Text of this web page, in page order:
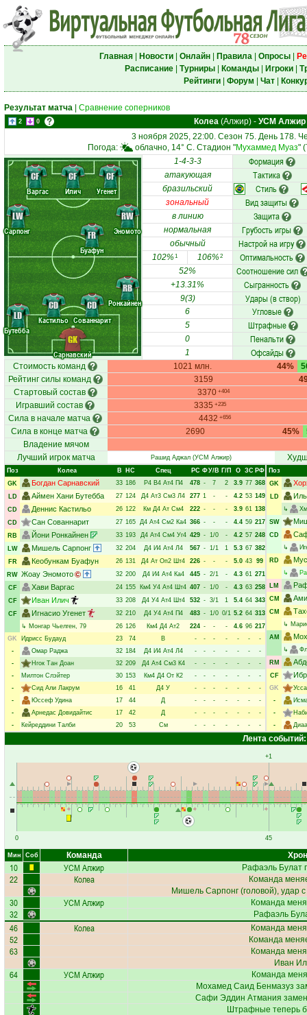
Главная| Новости| Онлайн| Правила| Опросы|
Расписание| Турниры| Команды| Игроки|
Рейтинги| Форум Чат|
Результат матча Сравнение соперников
2 0 Колеа(Алжир)- УСМ Алжир
3 ноября 2025, 22:00. Сезон 75. День 178.
Погода:
облачно, 14° C. Стадион "Мухаммед Муаз"
Сарнавский
Бутебба
Кастильо Сованнарит
Ронкайнен
Сарпонг
Буафун
Эномото
Варгас Илич Угенет
GK
LD
CD CD
RB
LW
FR
RW
CF CF CF
1-4-3-3 Формация
атакующая Тактика
бразильский Стиль
зональный Вид защиты
в линию Защита
нормальная Грубость игры
обычный Настрой на игру
102%1 106%2 Оптимальность
52% Соотношение сил
+13.31% Сыгранность
9(3) Удары (в створ)
6 Угловые
5 Штрафные
0 Пенальти
1 Офсайды
Стоимость команд 1021 млн. 44%
Рейтинг силы команд
3159
Стартовый состав
3370 +404
Игравший состав 3335 +235
Сила в начале матча 4432 +656
Сила в конце матча 2690 45%
Владение мячом
Лучший игрок матча
Рашид Аджал (УСМ Алжир)
Поз Колеа В НC Спец РC ФУ/В Г/П О ЗС РФ
GK
Богдан Сарнавский 33 186 Р4 В4 Ат4 П4 478 - 7 2 3.9 77 368
LD
Аймен Хани Бутебба 27 124 Д4 Ат3 См3 Л4 277 1 - - 4.2 53 149
CD
Деннис Кастильо 26 122 Км Д4 Ат См4 222 - - - 3.9 61 138
CD
Сан Сованнарит 27 165 Д4 Ат4 См2 Ка4 366 - - - 4.4 59 217
RB
Йони Ронкайнен 33 193 Д4 Ат4 См4 Уг4 429 - 1/0 - 4.2 57 248
LW
Мишель Сарпонг 32 204 Д4 И4 Ат4 Л4 567 - 1/1 1 5.3 67 382
FR
Кеобункам Буафун 26 131 Д4 Ат Оп2 Шт4 226 - - - 5.0 43 99
RW Жоау Эномото 32 200 Д4 И4 Ат4 Ка4 445 - 2/1 - 4.3 61 271
CF
Хави Варгас 24 155 Км4 У4 Ат4 Шт4 407 - 1/0 - 4.3 63 258
CF
Иван Илич 33 208 Д4 У4 Ат4 Шт4 532 - 3/1 1 5.4 64 343
CF
Игнасио Угенет 32 210 Д4 У4 Ат4 П4 483 - 1/0 0/1 5.2 64 313
↳ Монгар Чьелген, 79 26 126 Км4 Д4 Ат2 224 - - - 4.6 96 217
GK
Идрисс Будауд 23 74 В - - - - - -
-
-
Омар Раджа 32 184 Д4 И4 Ат4 Л4 - - - - - -
-
-
Нгок Тан Доан 32 209 Д4 Ат4 См3 К4 - - - - - -
-
-
Милтон Слэйтер 30 153 Км4 Д4 От К2 - - - - - -
-
-
Сид Али Лакрум 16 41 Д4 У - - - - - -
-
-
Юссеф Удина 17 44 Д - - - - - -
-
-
Арнедас Довидайтис 17 42 Д - - - - - -
-
-
Кейреддини Талби 20 53 См - - - - - - -
Поз
GK
LD
↳
SW
CD
↳
RD
↳
LM
CM
CM
↳
AM
↳
RM
CF
GK
-
-
-
Лента событий:
0
+1
45
Мин Соб Команда
10 УСМ Алжир Рафаэль Булат
22 Колеа
Команда
Мишель Сарпонг (головой), удар
30 УСМ Алжир Команда
32 Рафаэль
46 Колеа Команда
52 Команда
63
Команда
Иван
64 УСМ Алжир
Команда
Мохамед Саид Бенмазуз
Сафи Эддин Атмания
Штрафные теперь